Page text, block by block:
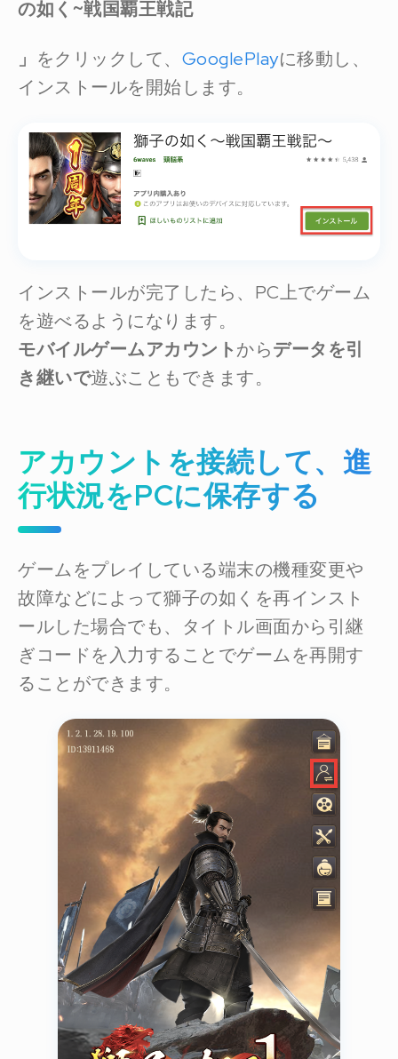
の如く~戦国覇王戦記
」 をクリックして、 GooglePlayに移動し、
インストールを開始します。
インストールが完了したら、PC上でゲーム
を遊べるようになります。
モバイルゲームアカウントからデータを引
き継いで遊ぶこともできます。
アカウントを接続して、進
行状況をPCに保存する
ゲームをプレイしている端末の機種変更や
故障などによって獅子の如くを再インスト
ールした場合でも、タイトル画面から引継
ぎコードを入力することでゲームを再開す
ることができます。